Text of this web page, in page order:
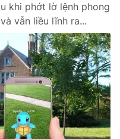
khi phớt lờ lệnh phong
vẫn liều lĩnh ra...